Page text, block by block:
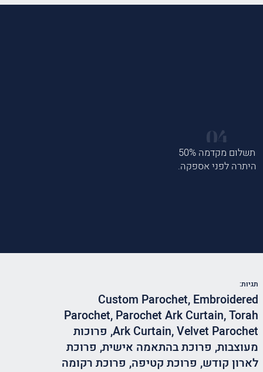
תשלום מקדמה 50%
היתרה לפני אספקה.
תגיות:
Custom Parochet, Embroidered
Parochet, Parochet Ark Curtain,Torah
Ark Curtain,Velvet Parochet
, פרוכות
מעוצבות, פרוכת בהתאמה אישית, פרוכת
לארון קודש, פרוכת קטיפה, פרוכת רקומה